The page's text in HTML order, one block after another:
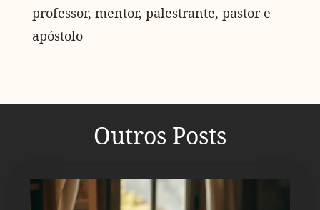
professor, mentor, palestrante, pastor e
apóstolo
Outros Posts